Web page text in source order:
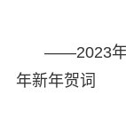
——2023年
年新年贺词